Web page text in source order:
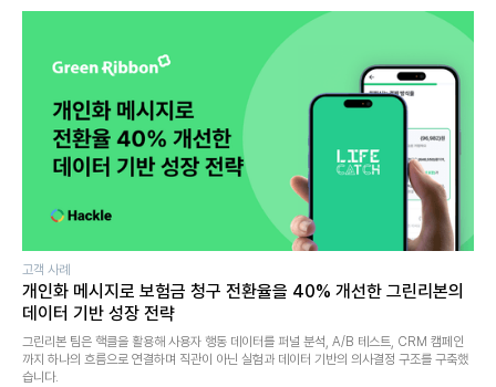
고객 사례
개인화 메시지로 보험금 청구 전환율을 40% 개선한 그린리본의
데이터 기반 성장 전략
그린리본 팀은 핵클을 활용해 사용자 행동 데이터를 퍼널 분석, A/B 테스트, CRM 캠페인
까지 하나의 흐름으로 연결하며 직관이 아닌 실험과 데이터 기반의 의사결정 구조를 구축했
습니다.